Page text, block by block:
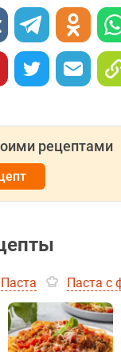
рецептами
Паста Паста с